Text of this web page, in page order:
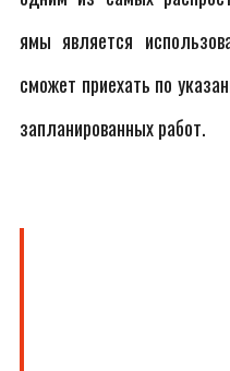
ямы является
сможет приехать по
запланированных работ.